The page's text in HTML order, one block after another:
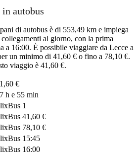
autobus
di autobus è di 553,49 km e impiega
al giorno, con la prima
a 16:00. È possibile viaggiare da Lecce a
un minimo di 41,60 € o fino a 78,10 €.
viaggio è 41,60 €.
€
h e 55 min
1
41,60 €
78,10 €
15:45
16:00